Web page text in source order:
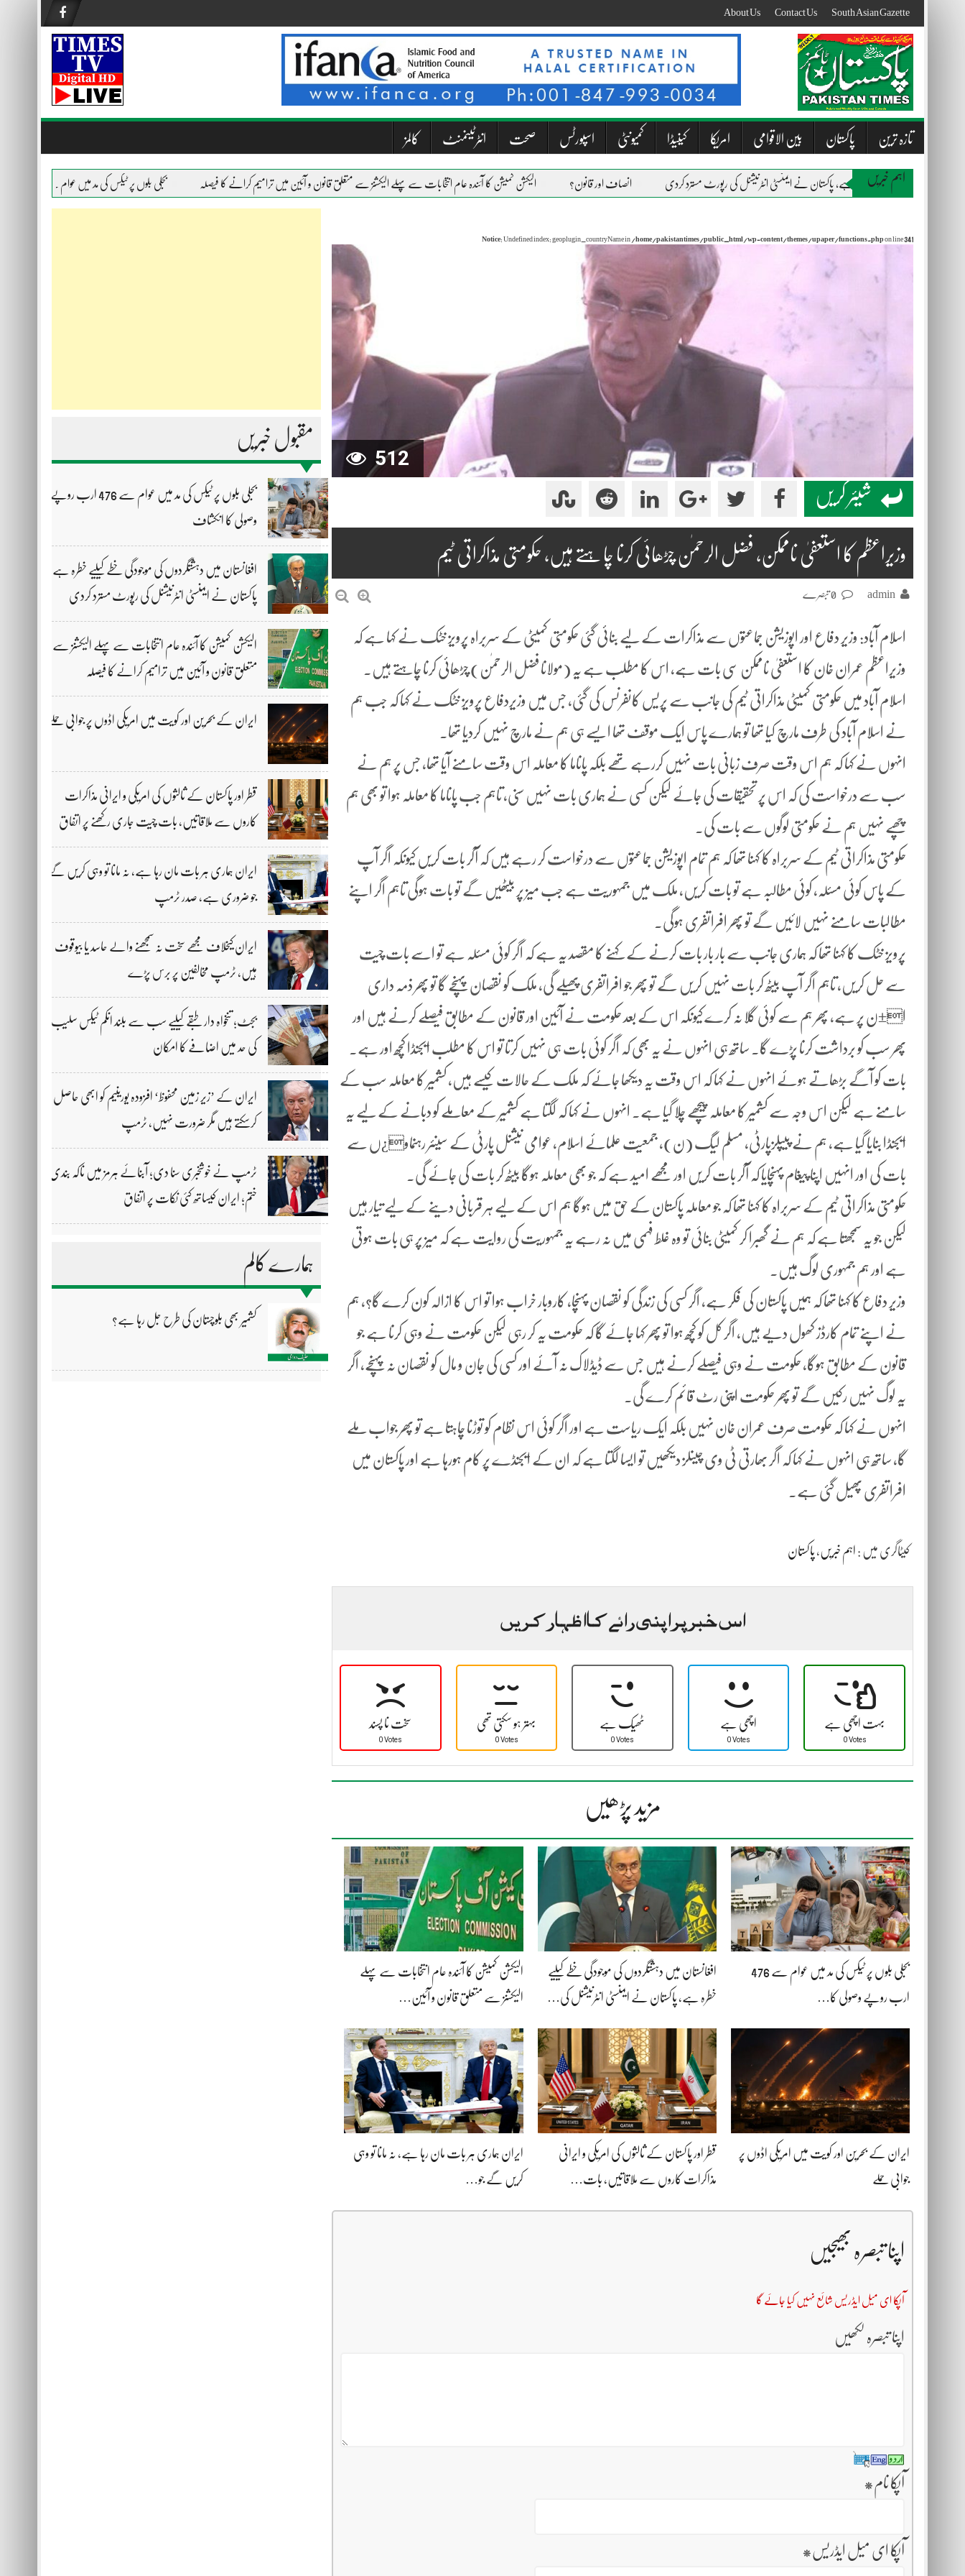
to
content
South Asian Gazette
Contact Us
About Us
تازہ ترین پاکستان بین الاقوامی امریکا کینیڈا کمیونٹی اسپورٹس صحت انٹرٹینمنٹ کالمز
اہم خبریں
موجودگی خطے کیلیے خطرہ ہے، پاکستان نے ایمنسٹی انٹرنیشنل کی رپورٹ مسترد کردی انصاف اور قانون؟ الیکشن کمیشن کا آئندہ عام انتخابات سے پہلے الیکشنز سے متعلق قانون و آئین میں ترامیم کرانے کا فیصلہ بجلی بلوں پر ٹیکس کی مد میں عوام سے 476 ارب روپے وصولی کا انکشاف
مقبول خبریں
بجلی بلوں پر ٹیکس کی مد میں عوام سے 476 ارب روپے
وصولی کا انکشاف
افغانستان میں دہشتگردوں کی موجودگی خطے کیلیے خطرہ ہے،
پاکستان نے ایمنسٹی انٹرنیشنل کی رپورٹ مسترد کردی
الیکشن کمیشن کا آئندہ عام انتخابات سے پہلے الیکشنز سے
متعلق قانون و آئین میں ترامیم کرانے کا فیصلہ
ایران کے بحرین اور کویت میں امریکی اڈوں پر جوابی حملے
قطر اور پاکستان کے ثالثوں کی امریکی و ایرانی مذاکرات
کاروں سے ملاقاتیں، بات چیت جاری رکھنے پر اتفاق
ایران ہماری ہر بات مان رہا ہے، نہ مانا تو وہی کریں گے
جو ضروری ہے، صدر ٹرمپ
ایران کیخلاف مجھے سخت نہ سمجھنے والے حاسد یا بیوقوف
ہیں، ٹرمپ مخالفین پر برس پڑے
بجٹ؛ تنخواہ دار طبقے کیلیے سب سے بلند انکم ٹیکس سلیب
کی حد میں اضافے کا امکان
ایران کے ’زیر زمین محفوظ‘ افزودہ یورینیم کو ابھی حاصل
کرسکتے ہیں مگر ضرورت نہیں، ٹرمپ
ٹرمپ نے خوشخبری سنا دی؛ آبنائے ہرمز میں ناکہ بندی
ختم؛ ایران کیساتھ کئی نکات پر اتفاق
ہمارے کالم
کشمیر بھی بلوچستان کی طرح جل رہا ہے؟
Notice: Undefined index: geoplugin_countryName in /home/pakistantimes/public_html/wp-content/themes/upaper/functions.php on line341
512
شیئر کریں
وزیراعظم کا استعفیٰ ناممکن، فضل الرحمٰن چڑھائی کرنا چاہتے ہیں، حکومتی مذاکراتی ٹیم
admin
اسلام آباد: وزیر دفاع اور اپوزیشن جماعتوں سے مذاکرات کے لیے بنائی گئی حکومتی کمیٹی کے سربراہ پرویز خٹک نے کہا ہے کہ
وزیراعظم عمران خان کا استعفیٰ ناممکن سی بات ہے، اس کا مطلب ہے یہ (مولانا فضل الرحمٰن) چڑھائی کرنا چاہتے ہیں۔
اسلام آباد میں حکومتی کمیٹی مذاکراتی ٹیم کی جانب سے پریس کانفرنس کی گئی، جس میں وزیردفاع پرویز خٹک نے کہا کہ جب ہم
نے اسلام آباد کی طرف مارچ کیا تھا تو ہمارے پاس ایک موقف تھا ایسے ہی ہم نے مارچ نہیں کردیا تھا۔
انہوں نے کہا کہ ہم اس وقت صرف زبانی بات نہیں کررہے تھے بلکہ پاناما کا معاملہ اس وقت سامنے آیا تھا، جس پر ہم نے
سب سے درخواست کی کہ اس پر تحقیقات کی جائے لیکن کسی نے ہماری بات نہیں سنی، تاہم جب پاناما کا معاملہ ہوا تو بھی ہم
چھپے نہیں ہم نے حکومتی لوگوں سے بات کی۔
حکومتی مذاکراتی ٹیم کے سربراہ کا کہنا تھا کہ ہم تمام اپوزیشن جماعتوں سے درخواست کر رہے ہیں کہ آکر بات کریں کیونکہ اگر آپ
کے پاس کوئی مسئلہ، کوئی مطالبہ ہے تو بات کریں، ملک میں جمہوریت ہے جب میز پر بیٹھیں گے تو بات ہوگی تاہم اگر اپنے
مطالبات سامنے نہیں لائیں گے تو پھر افراتفری ہوگی۔
پرویز خٹک کا کہنا تھا کہ ہماری جانب سے بار بار بات کرنے کے کہنے کا مقصد یہ ہے کہ اگر کوئی مسئلہ ہے تو اسے بات چیت
سے حل کریں، تاہم اگر آپ بیٹھ کر بات نہیں کریں گے تو پھر جو افراتفری پھیلے گی، ملک کو نقصان پہنچے گا تو پھر ذمہ داری
ا±ن پر ہے، پھر ہم سے کوئی گلا نہ کرے کیونکہ اس کے بعد حکومت نے آئین اور قانون کے مطابق فیصلے کرنے ہیں اور
پھر سب کو برداشت کرنا پڑے گا۔ ساتھ ہی انہوں نے یہ بھی کہ اگر کوئی بات ہی نہیں کرتا تو اس کا مطلب ایجنڈا کچھ اور ہے۔
بات کو آگے بڑھاتے ہوئے انہوں نے کہا کہ اس وقت یہ دیکھا جائے کہ ملک کے حالات کیسے ہیں، کشمیر کا معاملہ سب کے
سامنے ہے لیکن اس وجہ سے کشمیر کا معاملہ پیچھے چلا گیا ہے۔ انہوں نے کہا کہ لگتا ہے کشمیر کے معاملے کو دبانے کے لیے یہ
ایجنڈا بنایا گیا ہے، ہم نے پیپلزپارٹی، مسلم لیگ (ن)، جمعیت علمائے اسلام، عوامی نیشنل پارٹی کے سینئر رہنماو¿ں سے
بات کی اور انہیں اپنا پیغام پہنچایا کہ آکر بات کریں اور مجھے امید ہے کہ جو بھی معاملہ ہوگا بیٹھ کر بات کی جائے گی۔
حکومتی مذاکراتی ٹیم کے سربراہ کا کہنا تھا کہ جو معاملہ پاکستان کے حق میں ہوگا ہم اس کے لیے ہر قربانی دینے کے لیے تیار ہیں
لیکن جو یہ سمجھتا ہے کہ ہم نے گھبرا کر کمیٹی بنائی تو وہ غلط فہمی میں نہ رہے یہ جمہوریت کی روایت ہے کہ میز پر ہی بات ہوتی
ہے اور ہم جمہوری لوگ ہیں۔
وزیر دفاع کا کہنا تھا کہ ہمیں پاکستان کی فکر ہے، اگر کسی کی زندگی کو نقصان پہنچا، کاروبار خراب ہوا تو اس کا ازالہ کون کرے گا؟، ہم
نے اپنے تمام کارڈز کھول دیے ہیں، اگر کل کو کچھ ہوا تو پھر کہا جائے گا کہ حکومت یہ کر رہی لیکن حکومت نے وہی کرنا ہے جو
قانون کے مطابق ہوگا، حکومت نے وہی فیصلے کرنے ہیں جس سے ڈیڈلاک نہ آئے اور کسی کی جان و مال کو نقصان نہ پہنچے، اگر
یہ لوگ نہیں رکیں گے تو پھر حکومت اپنی رٹ قائم کرے گی۔
انہوں نے کہا کہ حکومت صرف عمران خان نہیں بلکہ ایک ریاست ہے اور اگر کوئی اس نظام کو توڑنا چاہتا ہے تو پھر جواب ملے
گا، ساتھ ہی انہوں نے کہا کہ اگر بھارتی ٹی وی چینلز دیکھیں تو ایسا لگتا ہے کہ ان کے ایجنڈے پر کام ہورہا ہے اور پاکستان میں
افراتفری پھیل گئی ہے۔
کیٹاگری میں : اہم خبریں ، پاکستان
اس خبر پر اپنی رائے کا اظہار کریں
سخت نا پسند
0 Votes
بہتر ہو سکتی تھی
0 Votes
ٹھیک ہے
0 Votes
اچھی ہے
0 Votes
بہت اچھی ہے
0 Votes
مزید پڑھیں
بجلی بلوں پر ٹیکس کی مد میں عوام سے 476
ارب روپے وصولی کا…
افغانستان میں دہشتگردوں کی موجودگی خطے کیلیے
خطرہ ہے، پاکستان نے ایمنسٹی انٹرنیشنل کی…
الیکشن کمیشن کا آئندہ عام انتخابات سے پہلے
الیکشنز سے متعلق قانون و آئین…
ایران کے بحرین اور کویت میں امریکی اڈوں پر
جوابی حملے
قطر اور پاکستان کے ثالثوں کی امریکی و ایرانی
مذاکرات کاروں سے ملاقاتیں، بات…
ایران ہماری ہر بات مان رہا ہے، نہ مانا تو وہی
کریں گے جو…
اپنا تبصرہ بھیجیں
آپکا ای میل ایڈریس شائع نہیں کیا جائے گا
اپنا تبصرہ لکھیں
آپکا نام *
آپکا ای میل ایڈریس *